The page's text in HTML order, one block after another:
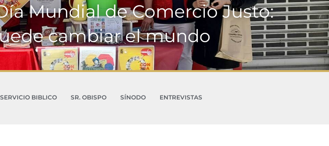
Mundial de Comercio Justo:
cambiar el mundo
SERVICIO BIBLICO SR. OBISPO SÍNODO
ENTREVISTAS